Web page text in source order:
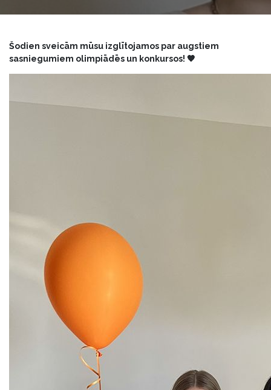
Šodien sveicām mūsu izglītojamos par augstiem
sasniegumiem olimpiādēs un konkursos! 🧡